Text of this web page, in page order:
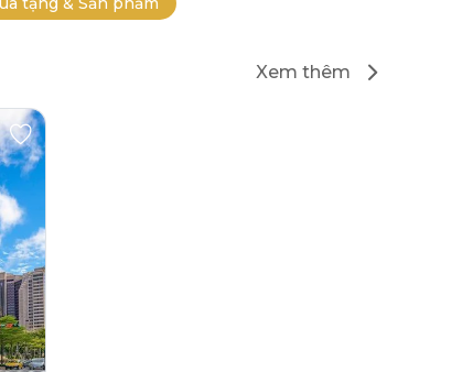
Xem thêm